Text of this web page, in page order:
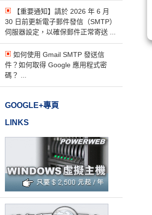
【重要通知】請於 2026 年 6 月
30 日前更新電子郵件發信（SMTP）
伺服器設定，以確保郵件正常寄送 ...
如何使用 Gmail SMTP 發送信
件？如何取得 Google 應用程式密
碼？ ...
GOOGLE+專頁
LINKS